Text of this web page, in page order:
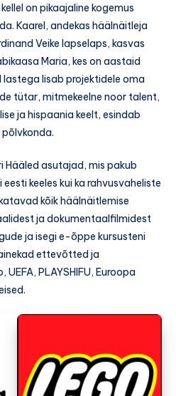
on pikaajaline kogemus
Kaarel, andekas häälnäitleja
Veike lapselaps, kasvas
Maria, kes on aastaid
lisab projektidele oma
tütar, mitmekeelne noor talent,
ja hispaania keelt, esindab
Hääled asutajad, mis pakub
keeles kui ka rahvusvaheliste
kõik häälnäitlemise
ja dokumentaalfilmidest
ja isegi e-õppe kursusteni
ettevõtted ja
PLAYSHIFU, Euroopa